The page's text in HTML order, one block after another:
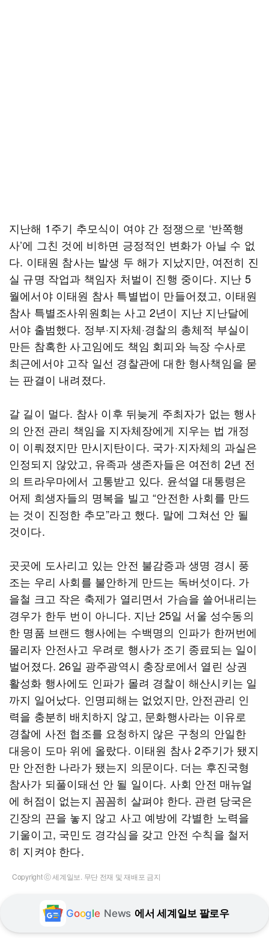
지난해 1주기 추모식이 여야 간 정쟁으로 ‘반쪽행
사’에 그친 것에 비하면 긍정적인 변화가 아닐 수 없
다. 이태원 참사는 발생 두 해가 지났지만, 여전히 진
실 규명 작업과 책임자 처벌이 진행 중이다. 지난 5
월에서야 이태원 참사 특별법이 만들어졌고, 이태원
참사 특별조사위원회는 사고 2년이 지난 지난달에
서야 출범했다. 정부·지자체·경찰의 총체적 부실이
만든 참혹한 사고임에도 책임 회피와 늑장 수사로
최근에서야 고작 일선 경찰관에 대한 형사책임을 묻
는 판결이 내려졌다.
갈 길이 멀다. 참사 이후 뒤늦게 주최자가 없는 행사
의 안전 관리 책임을 지자체장에게 지우는 법 개정
이 이뤄졌지만 만시지탄이다. 국가·지자체의 과실은
인정되지 않았고, 유족과 생존자들은 여전히 2년 전
의 트라우마에서 고통받고 있다. 윤석열 대통령은
어제 희생자들의 명복을 빌고 “안전한 사회를 만드
는 것이 진정한 추모”라고 했다. 말에 그쳐선 안 될
것이다.
곳곳에 도사리고 있는 안전 불감증과 생명 경시 풍
조는 우리 사회를 불안하게 만드는 독버섯이다. 가
을철 크고 작은 축제가 열리면서 가슴을 쓸어내리는
경우가 한두 번이 아니다. 지난 25일 서울 성수동의
한 명품 브랜드 행사에는 수백명의 인파가 한꺼번에
몰리자 안전사고 우려로 행사가 조기 종료되는 일이
벌어졌다. 26일 광주광역시 충장로에서 열린 상권
활성화 행사에도 인파가 몰려 경찰이 해산시키는 일
까지 일어났다. 인명피해는 없었지만, 안전관리 인
력을 충분히 배치하지 않고, 문화행사라는 이유로
경찰에 사전 협조를 요청하지 않은 구청의 안일한
대응이 도마 위에 올랐다. 이태원 참사 2주기가 됐지
만 안전한 나라가 됐는지 의문이다. 더는 후진국형
참사가 되풀이돼선 안 될 일이다. 사회 안전 매뉴얼
에 허점이 없는지 꼼꼼히 살펴야 한다. 관련 당국은
긴장의 끈을 놓지 않고 사고 예방에 각별한 노력을
기울이고, 국민도 경각심을 갖고 안전 수칙을 철저
히 지켜야 한다.
Copyright ⓒ 세계일보. 무단 전재 및 재배포 금지
Google News 에서 세계일보 팔로우